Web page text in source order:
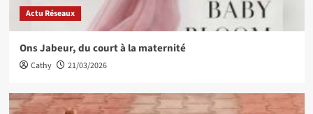
Actu Réseaux
Ons Jabeur, du court à la maternité
Cathy 21/03/2026